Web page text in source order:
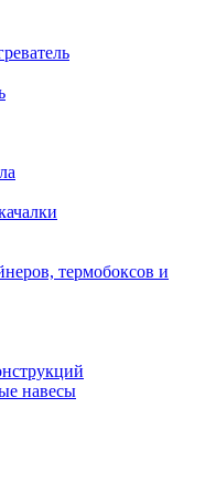
термобоксов и
навесы